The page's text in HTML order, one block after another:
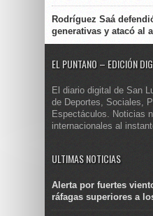
Rodríguez Saá
generativas y atacó al
EL PUNTANO – EDICIÓN
El diario digital de San
de Deportes, Sociales,
Espectáculos. Noticias
internacionales al
ULTIMAS NOTICIAS
Alerta por fuertes
ráfagas superiores a